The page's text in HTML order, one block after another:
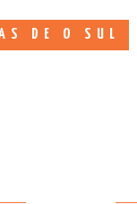
DE O SUL